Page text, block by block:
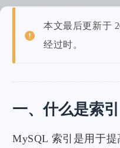
本文最后更新于
经过时。
一、什么是索引
MySQL 索引是用于